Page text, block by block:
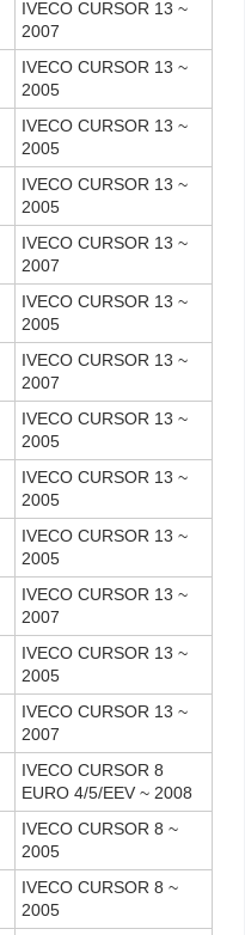
IVECO CURSOR 13 ~
2007
IVECO CURSOR 13 ~
2005
IVECO CURSOR 13 ~
2005
IVECO CURSOR 13 ~
2005
IVECO CURSOR 13 ~
2007
IVECO CURSOR 13 ~
2005
IVECO CURSOR 13 ~
2007
IVECO CURSOR 13 ~
2005
IVECO CURSOR 13 ~
2005
IVECO CURSOR 13 ~
2005
IVECO CURSOR 13 ~
2007
IVECO CURSOR 13 ~
2005
IVECO CURSOR 13 ~
2007
IVECO CURSOR 8
EURO 4/5/EEV ~ 2008
IVECO CURSOR 8 ~
2005
IVECO CURSOR 8 ~
2005